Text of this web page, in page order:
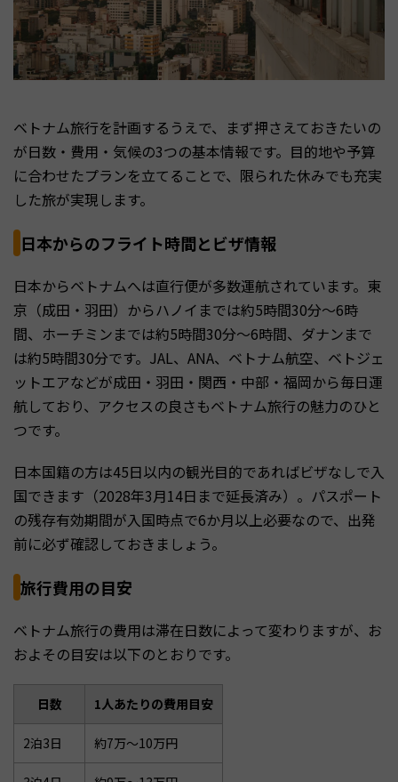
ベトナム旅行を計画するうえで、まず押さえておきたいの
が日数・費用・気候の3つの基本情報です。目的地や予算
に合わせたプランを立てることで、限られた休みでも充実
した旅が実現します。
日本からのフライト時間とビザ情報
日本からベトナムへは直行便が多数運航されています。東
京（成田・羽田）からハノイまでは約5時間30分〜6時
間、ホーチミンまでは約5時間30分〜6時間、ダナンまで
は約5時間30分です。JAL、ANA、ベトナム航空、ベトジェ
ットエアなどが成田・羽田・関西・中部・福岡から毎日運
航しており、アクセスの良さもベトナム旅行の魅力のひと
つです。
日本国籍の方は45日以内の観光目的であればビザなしで入
国できます（2028年3月14日まで延長済み）。パスポート
の残存有効期間が入国時点で6か月以上必要なので、出発
前に必ず確認しておきましょう。
旅行費用の目安
ベトナム旅行の費用は滞在日数によって変わりますが、お
およその目安は以下のとおりです。
日数 1人あたりの費用目安
2泊3日 約7万〜10万円